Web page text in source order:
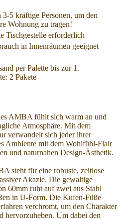
3-5 kräftige Personen, um den
Wohnung zu tragen!
Tischgestelle erforderlich
in Innenräumen geeignet
per Palette bis zur 1.
2 Pakete
AMBA fühlt sich warm an und
Atmosphäre. Mit dem
verwandelt sich jeder ihrer
Ambiente mit dem Wohlfühl-Flair
und naturnahen Design-Ästhetik.
steht für eine robuste, zeitlose
Akazie. Die gewaltige
60mm ruht auf zwei aus Stahl
in U-Form. Die Kufen-Füße
verchromt, um den Charakter
hervorzuheben. Um dabei den